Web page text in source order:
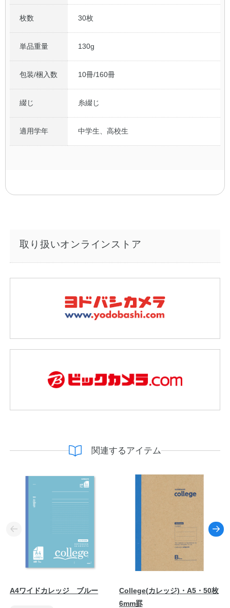
枚数 30枚
単品重量 130g
包装/梱入数 10冊/160冊
綴じ 糸綴じ
適用学年 中学生、高校生
取り扱いオンラインストア
関連するアイテム
A4ワイドカレッジ ブルー
College(カレッジ)・A5・50枚
6mm罫